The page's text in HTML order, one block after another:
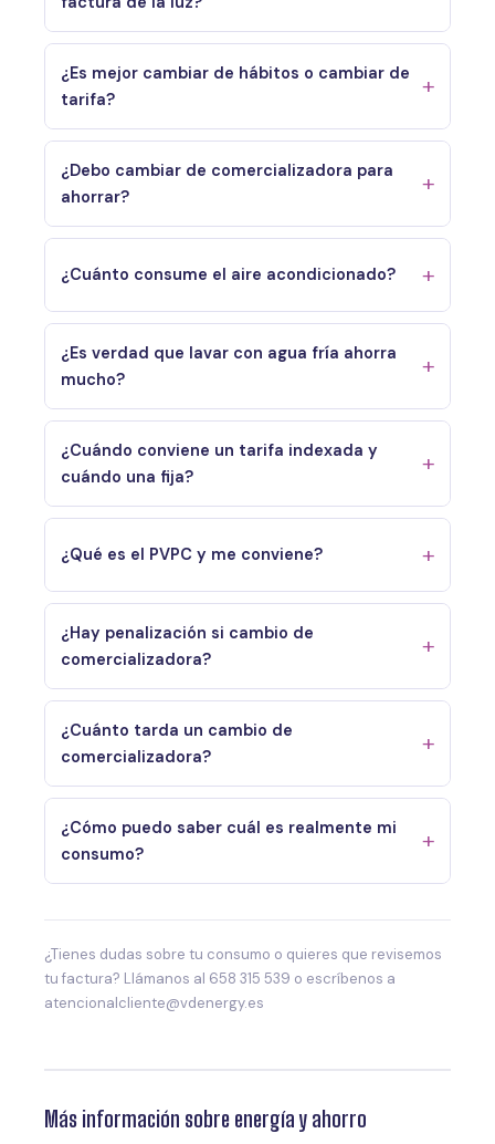
¿Es mejor cambiar de hábitos o cambiar de
tarifa?
¿Debo cambiar de comercializadora para
ahorrar?
¿Cuánto consume el aire acondicionado?
¿Es verdad que lavar con agua fría ahorra
mucho?
¿Cuándo conviene un tarifa indexada y
cuándo una fija?
¿Qué es el PVPC y me conviene?
¿Hay penalización si cambio de
comercializadora?
¿Cuánto tarda un cambio de
comercializadora?
¿Cómo puedo saber cuál es realmente mi
consumo?
¿Tienes dudas sobre tu consumo o quieres que revisemos
tu factura? Llámanos al 658 315 539 o escríbenos a
atencionalcliente@vdenergy.es
Más información sobre energía y ahorro